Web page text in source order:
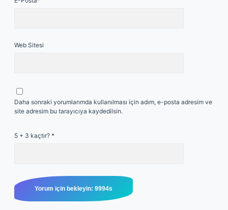
Web Sitesi
Daha sonraki yorumlarımda kullanılması için adım, e-posta adresim ve
site adresim bu tarayıcıya kaydedilsin.
5 + 3 kaçtır? *